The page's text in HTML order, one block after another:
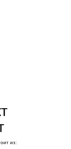
из: